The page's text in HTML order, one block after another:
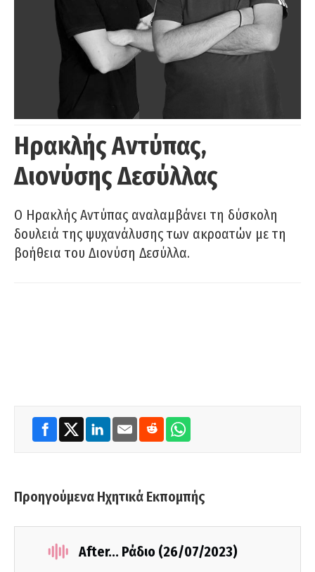
Ηρακλής Αντύπας,
Διονύσης Δεσύλλας
Ο Ηρακλής Αντύπας αναλαμβάνει τη δύσκολη
δουλειά της ψυχανάλυσης των ακροατών με τη
βοήθεια του Διονύση Δεσύλλα.
Προηγούμενα Ηχητικά Εκπομπής
After... Ράδιο (26/07/2023)